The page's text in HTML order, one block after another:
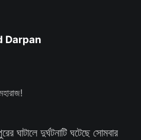
Darpan
ঘাটালে দুর্ঘটনাটি ঘটেছে সোমবার